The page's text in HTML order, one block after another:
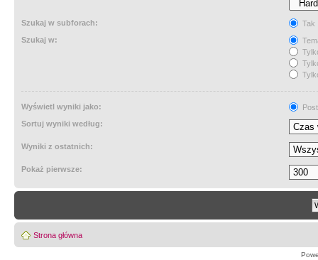
Szukaj w subforach:
Tak
Szukaj w:
Wyświetl wyniki jako:
Sortuj wyniki według:
Wyniki z ostatnich:
Pokaż pierwsze:
Strona główna